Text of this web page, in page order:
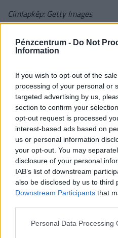
Pénzcentrum - Do Not
Information
If you wish to opt-out of the
processing of your personal or
targeted advertising by us,
section to confirm your
opt-out request is processed
interest-based ads based on
us or personal information
your opt-out. You may
disclosure of your personal
IAB’s list of downstream
also be disclosed by us to third
Downstream Participants that
Personal Data Processing
Címlapkép: Getty Images
#digitalizáció
#technológia
#mesterséges intelligencia
#kis és középvállalkozások
0 HOZZÁSZÓLÁS
Csak bejelentkezett